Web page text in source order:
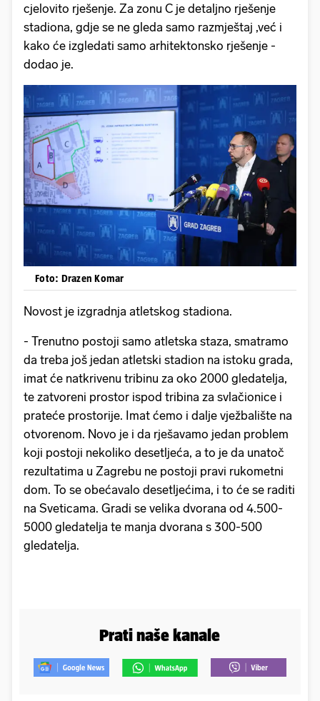
cjelovito rješenje. Za zonu C je detaljno rješenje
stadiona, gdje se ne gleda samo razmještaj ,već i
kako će izgledati samo arhitektonsko rješenje -
dodao je.
Foto: Drazen Komar
Novost je izgradnja atletskog stadiona.
- Trenutno postoji samo atletska staza, smatramo
da treba još jedan atletski stadion na istoku grada,
imat će natkrivenu tribinu za oko 2000 gledatelja,
te zatvoreni prostor ispod tribina za svlačionice i
prateće prostorije. Imat ćemo i dalje vježbalište na
otvorenom. Novo je i da rješavamo jedan problem
koji postoji nekoliko desetljeća, a to je da unatoč
rezultatima u Zagrebu ne postoji pravi rukometni
dom. To se obećavalo desetljećima, i to će se raditi
na Sveticama. Gradi se velika dvorana od 4.500-
5000 gledatelja te manja dvorana s 300-500
gledatelja.
Prati naše kanale